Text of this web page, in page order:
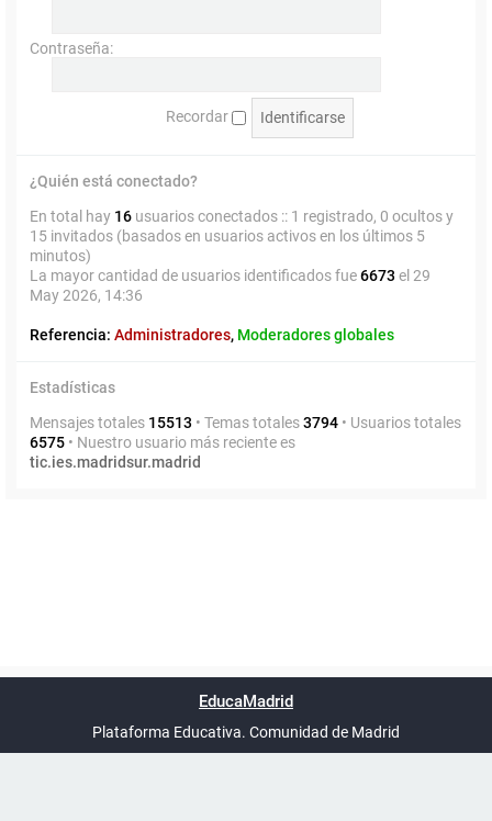
Contraseña:
Recordar
¿Quién está conectado?
En total hay 16 usuarios conectados :: 1 registrado, 0 ocultos y
15 invitados (basados en usuarios activos en los últimos 5
minutos)
La mayor cantidad de usuarios identificados fue6673 el 29
May 2026, 14:36
Referencia: Administradores, Moderadores globales
Estadísticas
Mensajes totales 15513 • Temas totales3794 • Usuarios totales
6575 • Nuestro usuario más reciente es
tic.ies.madridsur.madrid
UTC+02:00
phpBB España
EducaMadrid
Plataforma Educativa. Comunidad de Madrid